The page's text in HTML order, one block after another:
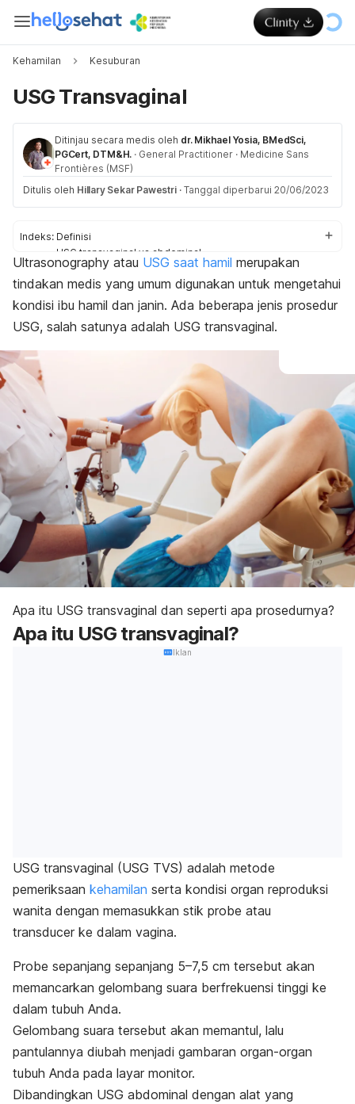
Kehamilan Kesuburan
USG Transvaginal
Ditinjau secara medis oleh dr. Mikhael Yosia, BMedSci,
PGCert, DTM&H. · General Practitioner · Medicine Sans
Frontières (MSF)
Ditulis oleh Hillary Sekar Pawestri · Tanggal diperbarui 20/06/2023
Indeks: Definisi
USG transvaginal vs abdominal
Fungsi
Kapan harus USG transvaginal?
Prosedur
Ultrasonography atau USG saat hamil merupakan
tindakan medis yang umum digunakan untuk mengetahui
kondisi ibu hamil dan janin. Ada beberapa jenis prosedur
USG, salah satunya adalah USG transvaginal.
Apa itu USG transvaginal dan seperti apa prosedurnya?
Apa itu USG transvaginal?
Iklan
USG transvaginal (USG TVS) adalah metode
pemeriksaan kehamilan serta kondisi organ reproduksi
wanita dengan memasukkan stik probe atau
transducer ke dalam vagina.
Probe sepanjang sepanjang 5–7,5 cm tersebut akan
memancarkan gelombang suara berfrekuensi tinggi ke
dalam tubuh Anda.
Gelombang suara tersebut akan memantul, lalu
pantulannya diubah menjadi gambaran organ-organ
tubuh Anda pada layar monitor.
Dibandingkan USG abdominal dengan alat yang